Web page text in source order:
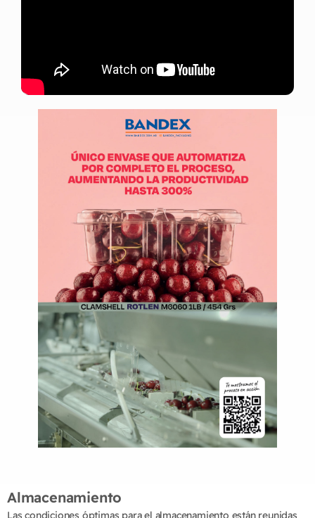
Almacenamiento
Las condiciones óptimas para el almacenamiento están reunidas